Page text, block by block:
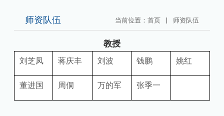
党群工作
当前位置： 首页 师资队伍
师资队伍
教授
刘芝凤 蒋庆丰 刘波 钱鹏 姚红
董进国 周侗 万的军 张季一